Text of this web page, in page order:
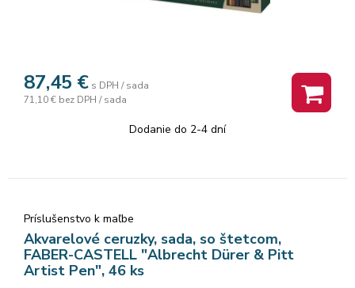
87,45 € s DPH / sada
71,10 € bez DPH / sada
Dodanie do 2-4 dní
Príslušenstvo k maľbe
Akvarelové ceruzky, sada, so štetcom,
FABER-CASTELL "Albrecht Dürer & Pitt
Artist Pen", 46 ks